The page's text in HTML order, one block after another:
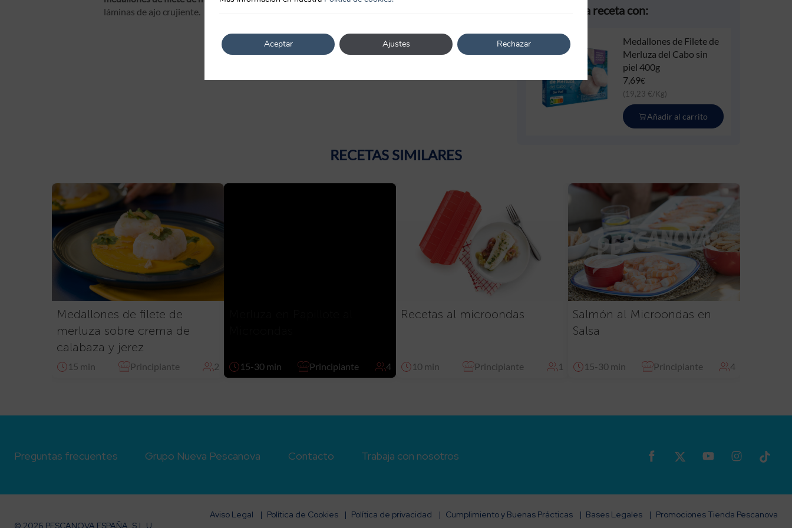
Prepara esta receta con:
Medallones de Filete de
Merluza del Cabo sin
piel 400g
7,69€
(19,23 €/Kg)
Añadir al carrito
láminas de ajo crujiente.
RECETAS SIMILARES
Medallones de filete de
merluza sobre crema de
calabaza y jerez
15 min Principiante 2 15-30 min Principiante 4
Recetas al microondas
10 min Principiante 1
Salmón al Microondas en
Salsa
15-30 min Principiante 4
Preguntas frecuentes Grupo Nueva Pescanova Contacto Trabaja con nosotros
Aviso Legal Política de Cookies Política de privacidad Cumplimiento y Buenas Prácticas Bases Legales
Promociones Tienda Pescanova
© 2026 PESCANOVA ESPAÑA, S.L.U.
Aceptar Rechazar
Ajustes